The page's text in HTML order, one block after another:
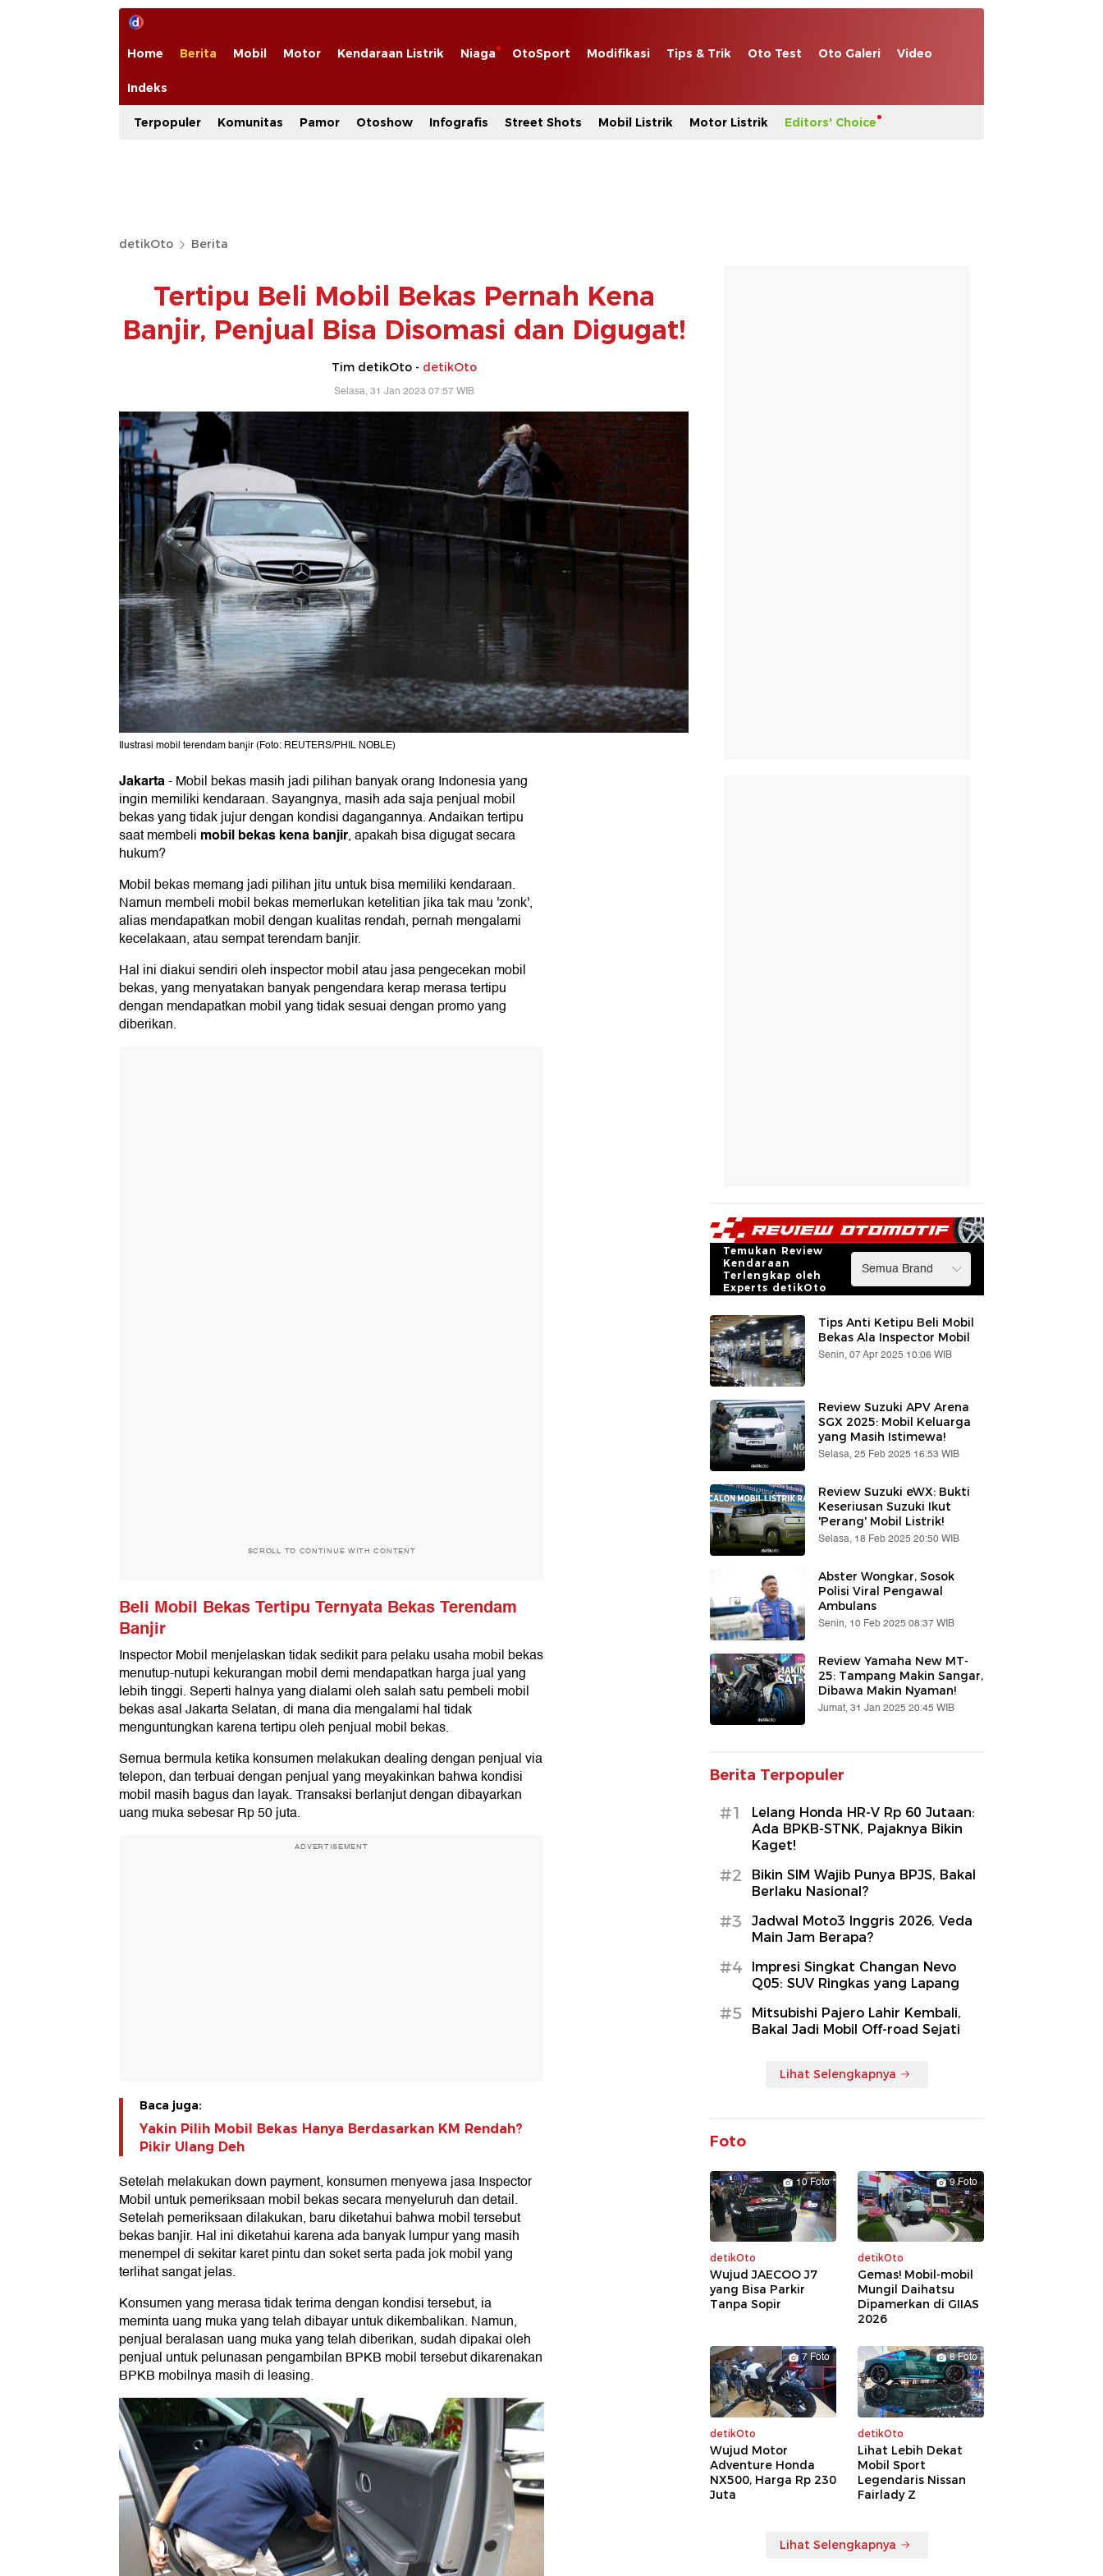
Home Berita Mobil Motor Kendaraan Listrik Niaga OtoSport Modifikasi Tips & Trik Oto Test Oto Galeri Video
Indeks
Terpopuler Komunitas Pamor Otoshow Infografis Street Shots Mobil Listrik Motor Listrik Editors' Choice
detikOto Berita
Tertipu Beli Mobil Bekas Pernah Kena
Banjir, Penjual Bisa Disomasi dan Digugat!
Tim detikOto - detikOto
Selasa, 31 Jan 2023 07:57 WIB
Ilustrasi mobil terendam banjir (Foto: REUTERS/PHIL NOBLE)
Jakarta-Mobil bekas masih jadi pilihan banyak orang Indonesia yang
ingin memiliki kendaraan. Sayangnya, masih ada saja penjual mobil
bekas yang tidak jujur dengan kondisi dagangannya. Andaikan tertipu
saat membeli mobil bekas kena banjir, apakah bisa digugat secara
hukum?
Mobil bekas memang jadi pilihan jitu untuk bisa memiliki kendaraan.
Namun membeli mobil bekas memerlukan ketelitian jika tak mau 'zonk',
alias mendapatkan mobil dengan kualitas rendah, pernah mengalami
kecelakaan, atau sempat terendam banjir.
Hal ini diakui sendiri oleh inspector mobil atau jasa pengecekan mobil
bekas, yang menyatakan banyak pengendara kerap merasa tertipu
dengan mendapatkan mobil yang tidak sesuai dengan promo yang
diberikan.
SCROLL TO CONTINUE WITH CONTENT
Beli Mobil Bekas Tertipu Ternyata Bekas Terendam
Banjir
Inspector Mobil menjelaskan tidak sedikit para pelaku usaha mobil bekas
menutup-nutupi kekurangan mobil demi mendapatkan harga jual yang
lebih tinggi. Seperti halnya yang dialami oleh salah satu pembeli mobil
bekas asal Jakarta Selatan, di mana dia mengalami hal tidak
menguntungkan karena tertipu oleh penjual mobil bekas.
Semua bermula ketika konsumen melakukan dealing dengan penjual via
telepon, dan terbuai dengan penjual yang meyakinkan bahwa kondisi
mobil masih bagus dan layak. Transaksi berlanjut dengan dibayarkan
uang muka sebesar Rp 50 juta.
ADVERTISEMENT
Baca juga:
Yakin Pilih Mobil Bekas Hanya Berdasarkan KM Rendah?
Pikir Ulang Deh
Setelah melakukan down payment, konsumen menyewa jasa Inspector
Mobil untuk pemeriksaan mobil bekas secara menyeluruh dan detail.
Setelah pemeriksaan dilakukan, baru diketahui bahwa mobil tersebut
bekas banjir. Hal ini diketahui karena ada banyak lumpur yang masih
menempel di sekitar karet pintu dan soket serta pada jok mobil yang
terlihat sangat jelas.
Konsumen yang merasa tidak terima dengan kondisi tersebut, ia
meminta uang muka yang telah dibayar untuk dikembalikan. Namun,
penjual beralasan uang muka yang telah diberikan, sudah dipakai oleh
penjual untuk pelunasan pengambilan BPKB mobil tersebut dikarenakan
BPKB mobilnya masih di leasing.
Temukan Review
Kendaraan
Terlengkap oleh
Experts detikOto
Tips Anti Ketipu Beli Mobil
Bekas Ala Inspector Mobil
Senin, 07 Apr 2025 10:06 WIB
Review Suzuki APV Arena
SGX 2025: Mobil Keluarga
yang Masih Istimewa!
Selasa, 25 Feb 2025 16:53 WIB
Review Suzuki eWX: Bukti
Keseriusan Suzuki Ikut
'Perang' Mobil Listrik!
Selasa, 18 Feb 2025 20:50 WIB
Abster Wongkar, Sosok
Polisi Viral Pengawal
Ambulans
Senin, 10 Feb 2025 08:37 WIB
Review Yamaha New MT-
25: Tampang Makin Sangar,
Dibawa Makin Nyaman!
Jumat, 31 Jan 2025 20:45 WIB
Berita Terpopuler
#1
Lelang Honda HR-V Rp 60 Jutaan:
Ada BPKB-STNK, Pajaknya Bikin
Kaget!
#2
Bikin SIM Wajib Punya BPJS, Bakal
Berlaku Nasional?
#3
Jadwal Moto3 Inggris 2026, Veda
Main Jam Berapa?
#4
Impresi Singkat Changan Nevo
Q05: SUV Ringkas yang Lapang
#5
Mitsubishi Pajero Lahir Kembali,
Bakal Jadi Mobil Off-road Sejati
Lihat Selengkapnya
Foto
10 Foto
detikOto
Wujud JAECOO J7
yang Bisa Parkir
Tanpa Sopir
9 Foto
detikOto
Gemas! Mobil-mobil
Mungil Daihatsu
Dipamerkan di GIIAS
2026
7 Foto
detikOto
Wujud Motor
Adventure Honda
NX500, Harga Rp 230
Juta
8 Foto
detikOto
Lihat Lebih Dekat
Mobil Sport
Legendaris Nissan
Fairlady Z
Lihat Selengkapnya